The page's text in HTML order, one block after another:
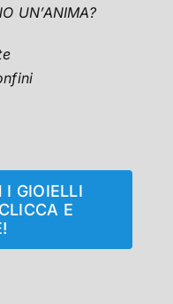
UN’ANIMA?
I GIOIELLI
E